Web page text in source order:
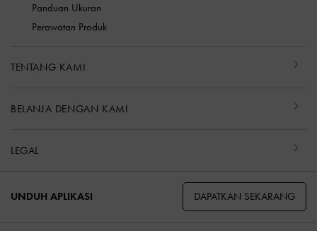
Panduan Ukuran
Perawatan Produk
TENTANG KAMI
BELANJA DENGAN KAMI
LEGAL
UNDUH APLIKASI DAPATKAN SEKARANG